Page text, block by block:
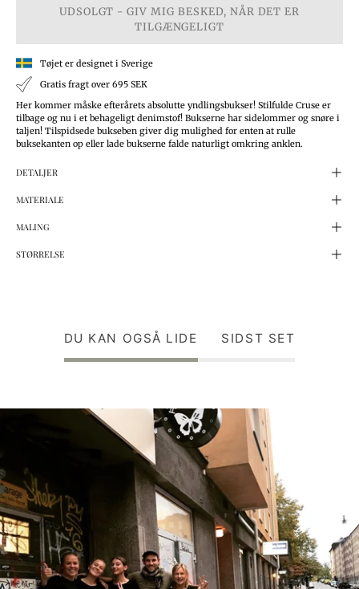
UDSOLGT - GIV MIG BESKED, NÅR DET ER
TILGÆNGELIGT
Tøjet er designet i Sverige
Gratis fragt over 695 SEK
Her kommer måske efterårets absolutte yndlingsbukser! Stilfulde Cruse er
tilbage og nu i et behageligt denimstof! Bukserne har sidelommer og snøre i
taljen! Tilspidsede bukseben giver dig mulighed for enten at rulle
buksekanten op eller lade bukserne falde naturligt omkring anklen.
DETALJER
MATERIALE
MALING
STØRRELSE
DU KAN OGSÅ LIDE SIDST SET